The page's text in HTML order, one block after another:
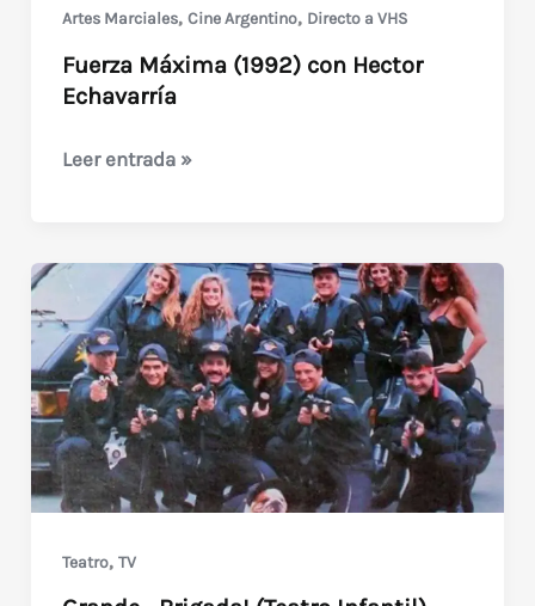
Artes Marciales, Cine Argentino, Directo a VHS
Fuerza Máxima (1992) con Hector
Echavarría
Fuerza
con
Hector
Echavarría
Leer entrada »
Teatro, TV